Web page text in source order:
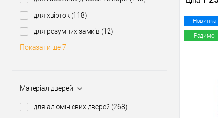
для хвірток (118)
для розумних замків (12)
Показати ще 7
Матеріал дверей
для алюмінієвих дверей (268)
Статус
Новинка
Радимо